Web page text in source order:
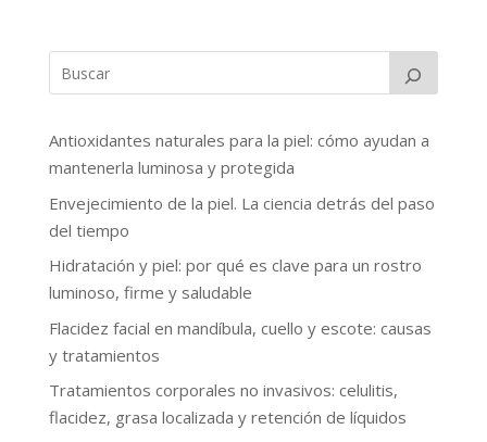
Antioxidantes naturales para la piel: cómo ayudan a
mantenerla luminosa y protegida
Envejecimiento de la piel. La ciencia detrás del paso
del tiempo
Hidratación y piel: por qué es clave para un rostro
luminoso, firme y saludable
Flacidez facial en mandíbula, cuello y escote: causas
y tratamientos
Tratamientos corporales no invasivos: celulitis,
flacidez, grasa localizada y retención de líquidos